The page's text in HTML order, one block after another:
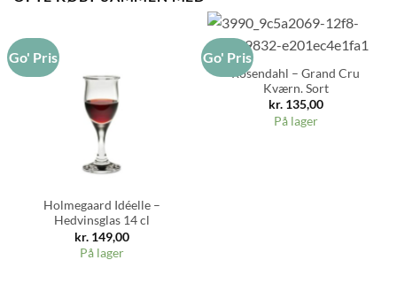
Go' Pris
Holmegaard Idéelle –
Hedvinsglas 14 cl
kr.149,00
På lager
Go' Pris
Rosendahl – Grand Cru
Kværn. Sort
kr.135,00
På lager